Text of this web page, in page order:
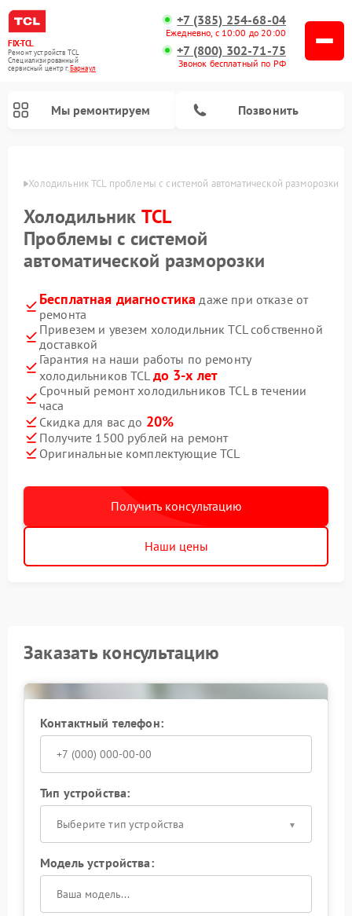
FIX-TCL
Ремонт устройств TCL
Специализированный
cервисный центр г.Барнаул
+7 (385) 254-68-04
Ежедневно, с 10:00 до 20:00
+7 (800) 302-71-75
Звонок бесплатный по РФ
Мы ремонтируем Позвонить
Холодильник TCL проблемы с системой автоматической разморозки
Холодильник TCL
Проблемы с системой
автоматической разморозки
Бесплатная диагностика даже при отказе от
ремонта
Привезем и увезем холодильник TCL собственной
доставкой
Гарантия на наши работы по ремонту
холодильников TCL до 3-х лет
Срочный ремонт холодильников TCL в течении
часа
Скидка для вас до 20%
Получите 1500 рублей на ремонт
Оригинальные комплектующие TCL
Получить консультацию
Наши цены
Заказать консультацию
Контактный телефон:
Тип устройства:
Выберите тип устройства
Модель устройства: